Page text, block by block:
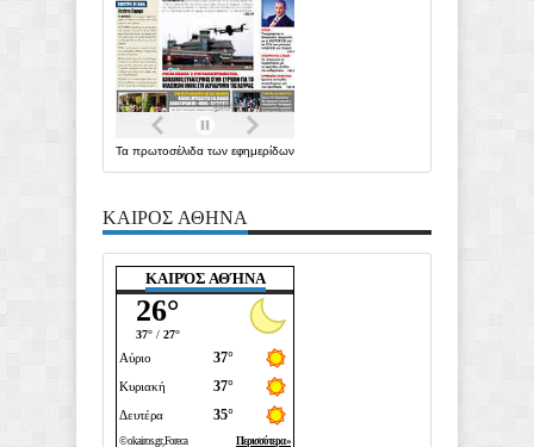
Τα πρωτοσέλιδα των εφημερίδων
ΚΑΙΡΟΣ ΑΘΗΝΑ
ΚΑΙΡΌΣ ΑΘΉΝΑ